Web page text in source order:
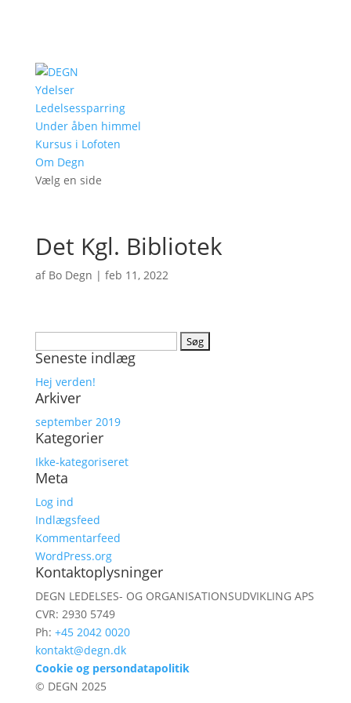
Ydelser
Ledelsessparring
Under åben himmel
Kursus i Lofoten
Om Degn
Vælg en side
Det Kgl. Bibliotek
af Bo Degn | feb 11, 2022
efter:
Seneste indlæg
Hej verden!
Arkiver
september 2019
Kategorier
Ikke-kategoriseret
Meta
Log ind
Indlægsfeed
Kommentarfeed
WordPress.org
Kontaktoplysninger
DEGN LEDELSES- OG ORGANISATIONSUDVIKLING APS
CVR: 2930 5749
Ph: +45 2042 0020
kontakt@degn.dk
Cookie og persondatapolitik
© DEGN 2025